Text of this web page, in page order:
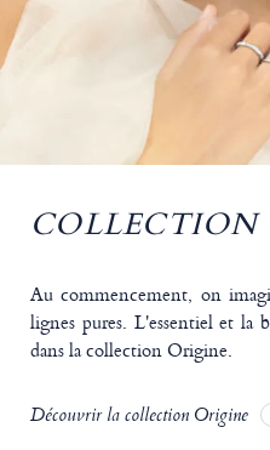
COLLECTION
Au commencement, on
lignes pures. L'essentiel et la
dans la collection Origine.
Découvrir la collection Origine